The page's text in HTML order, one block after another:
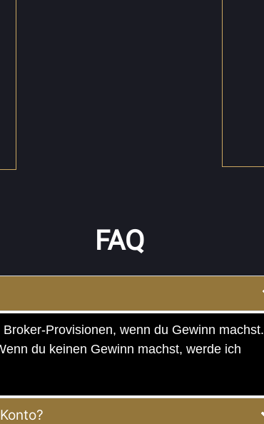
FAQ
Provisionen, wenn du Gewinn machst.
du keinen Gewinn machst, werde ich